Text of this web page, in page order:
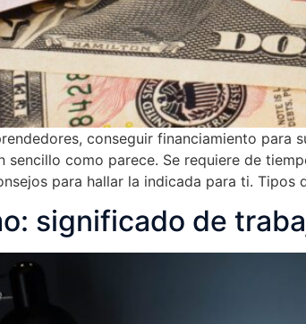
conseguir financiamiento para
sencillo como parece. Se requiere de
para hallar la indicada para ti. Tipos
significado de